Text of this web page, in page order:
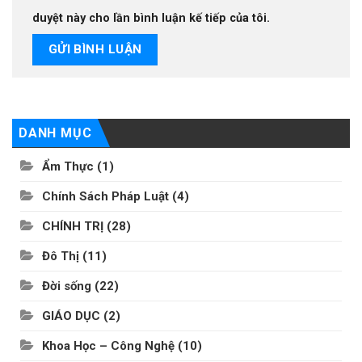
duyệt này cho lần bình luận kế tiếp của tôi.
DANH MỤC
Ẩm Thực (1)
Chính Sách Pháp Luật (4)
CHÍNH TRỊ (28)
Đô Thị (11)
Đời sống (22)
GIÁO DỤC (2)
Khoa Học – Công Nghệ (10)